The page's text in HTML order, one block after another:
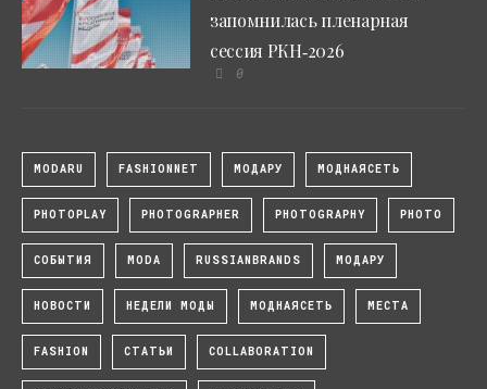
запомнилась пленарная
сессия РКН‑2026
0
MODARU FASHIONNET МОДАРУ МОДНАЯСЕТЬ
PHOTOPLAY PHOTOGRAPHER PHOTOGRAPHY PHOTO
СОБЫТИЯ MODA RUSSIANBRANDS МОДАРУ
НОВОСТИ НЕДЕЛИ МОДЫ МОДНАЯСЕТЬ МЕСТА
FASHION СТАТЬИ COLLABORATION